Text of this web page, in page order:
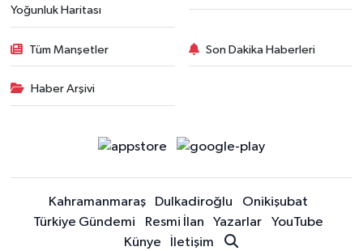
Yoğunluk Haritası
Tüm Manşetler Son Dakika Haberleri
Haber Arşivi
Kahramanmaraş Dulkadiroğlu
Onikişubat
Türkiye Gündemi
Resmi İlan Yazarlar
YouTube
Künye
İletişim